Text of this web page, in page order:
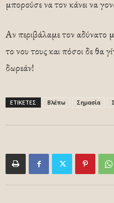
μπορούσε να τον κάνει να
Αν περιβάλαμε τον αδύνατο
το νου τους και πόσοι δε θα
δωρεάν!
ΕΤΙΚΕΤΕΣ Βλέπω Σημασία